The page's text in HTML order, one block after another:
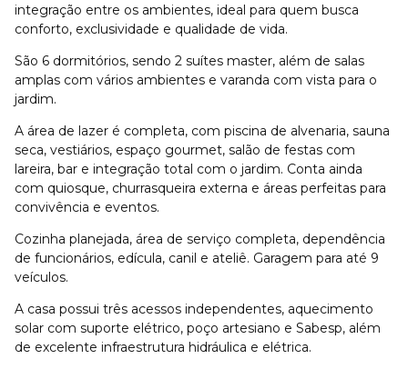
integração entre os ambientes, ideal para quem busca
conforto, exclusividade e qualidade de vida.
São 6 dormitórios, sendo 2 suítes master, além de salas
amplas com vários ambientes e varanda com vista para o
jardim.
A área de lazer é completa, com piscina de alvenaria, sauna
seca, vestiários, espaço gourmet, salão de festas com
lareira, bar e integração total com o jardim. Conta ainda
com quiosque, churrasqueira externa e áreas perfeitas para
convivência e eventos.
Cozinha planejada, área de serviço completa, dependência
de funcionários, edícula, canil e ateliê. Garagem para até 9
veículos.
A casa possui três acessos independentes, aquecimento
solar com suporte elétrico, poço artesiano e Sabesp, além
de excelente infraestrutura hidráulica e elétrica.